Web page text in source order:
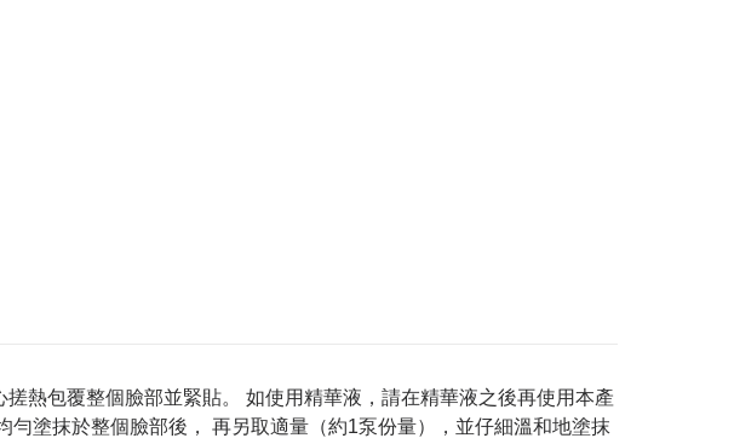
熱包覆整個臉部並緊貼。 如使用精華液，請在精華液之後再使用本產
塗抹於整個臉部後， 再另取適量（約1泵份量），並仔細溫和地塗抹